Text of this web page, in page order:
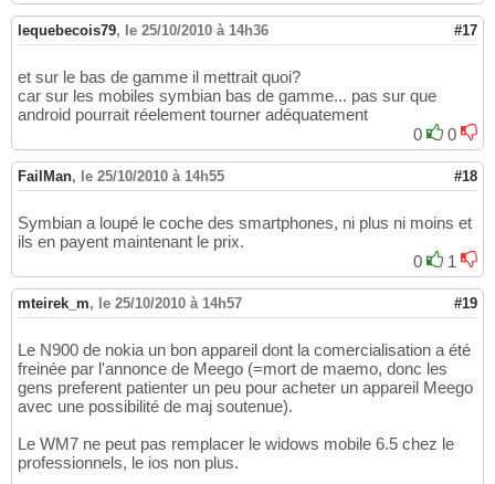
lequebecois79, le 25/10/2010 à 14h36 #17
et sur le bas de gamme il mettrait quoi?
car sur les mobiles symbian bas de gamme... pas sur que
android pourrait réelement tourner adéquatement
0
0
FailMan, le 25/10/2010 à 14h55 #18
Symbian a loupé le coche des smartphones, ni plus ni moins et
ils en payent maintenant le prix.
0
1
mteirek_m, le 25/10/2010 à 14h57 #19
Le N900 de nokia un bon appareil dont la comercialisation a été
freinée par l'annonce de Meego (=mort de maemo, donc les
gens preferent patienter un peu pour acheter un appareil Meego
avec une possibilité de maj soutenue).
Le WM7 ne peut pas remplacer le widows mobile 6.5 chez le
professionnels, le ios non plus.